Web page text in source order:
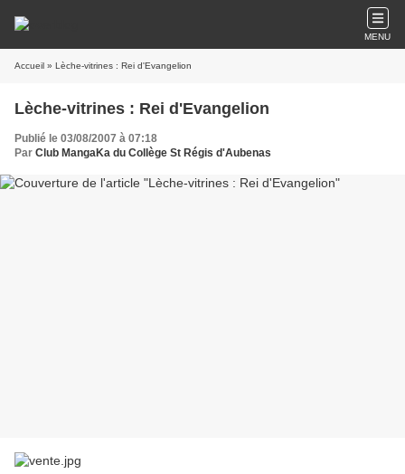
MENU
Accueil » Lèche-vitrines : Rei d'Evangelion
Lèche-vitrines : Rei d'Evangelion
Publié le 03/08/2007 à 07:18
Par Club MangaKa du Collège St Régis d'Aubenas